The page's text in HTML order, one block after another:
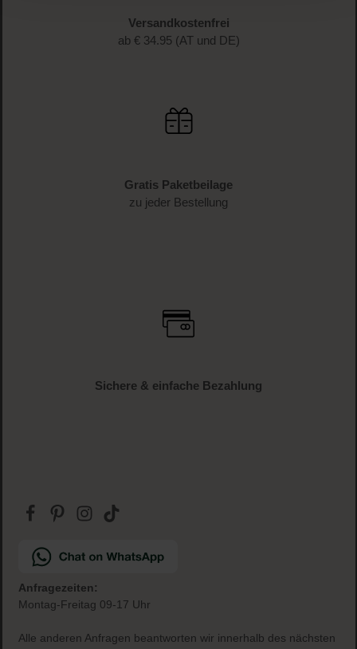
Versandkostenfrei
ab € 34.95 (AT und DE)
Gratis Paketbeilage
zu jeder Bestellung
Sichere & einfache Bezahlung
Anfragezeiten:
Montag-Freitag 09-17 Uhr
Alle anderen Anfragen beantworten wir innerhalb des nächsten